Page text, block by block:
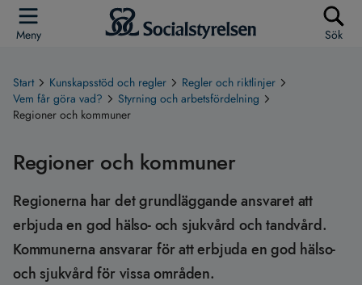
Meny Sök
Start Kunskapsstöd och regler
Regler och riktlinjer
Vem får göra vad?
Styrning och arbetsfördelning
Regioner och kommuner
Regioner och kommuner
Regionerna har det grundläggande ansvaret att
erbjuda en god hälso- och sjukvård och tandvård.
Kommunerna ansvarar för att erbjuda en god hälso-
och sjukvård för vissa områden.